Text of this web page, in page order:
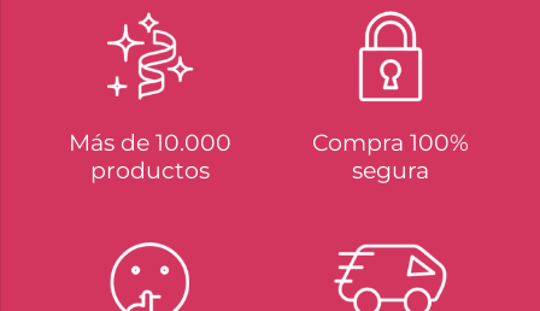
Más de 10.000
productos
Compra 100%
segura